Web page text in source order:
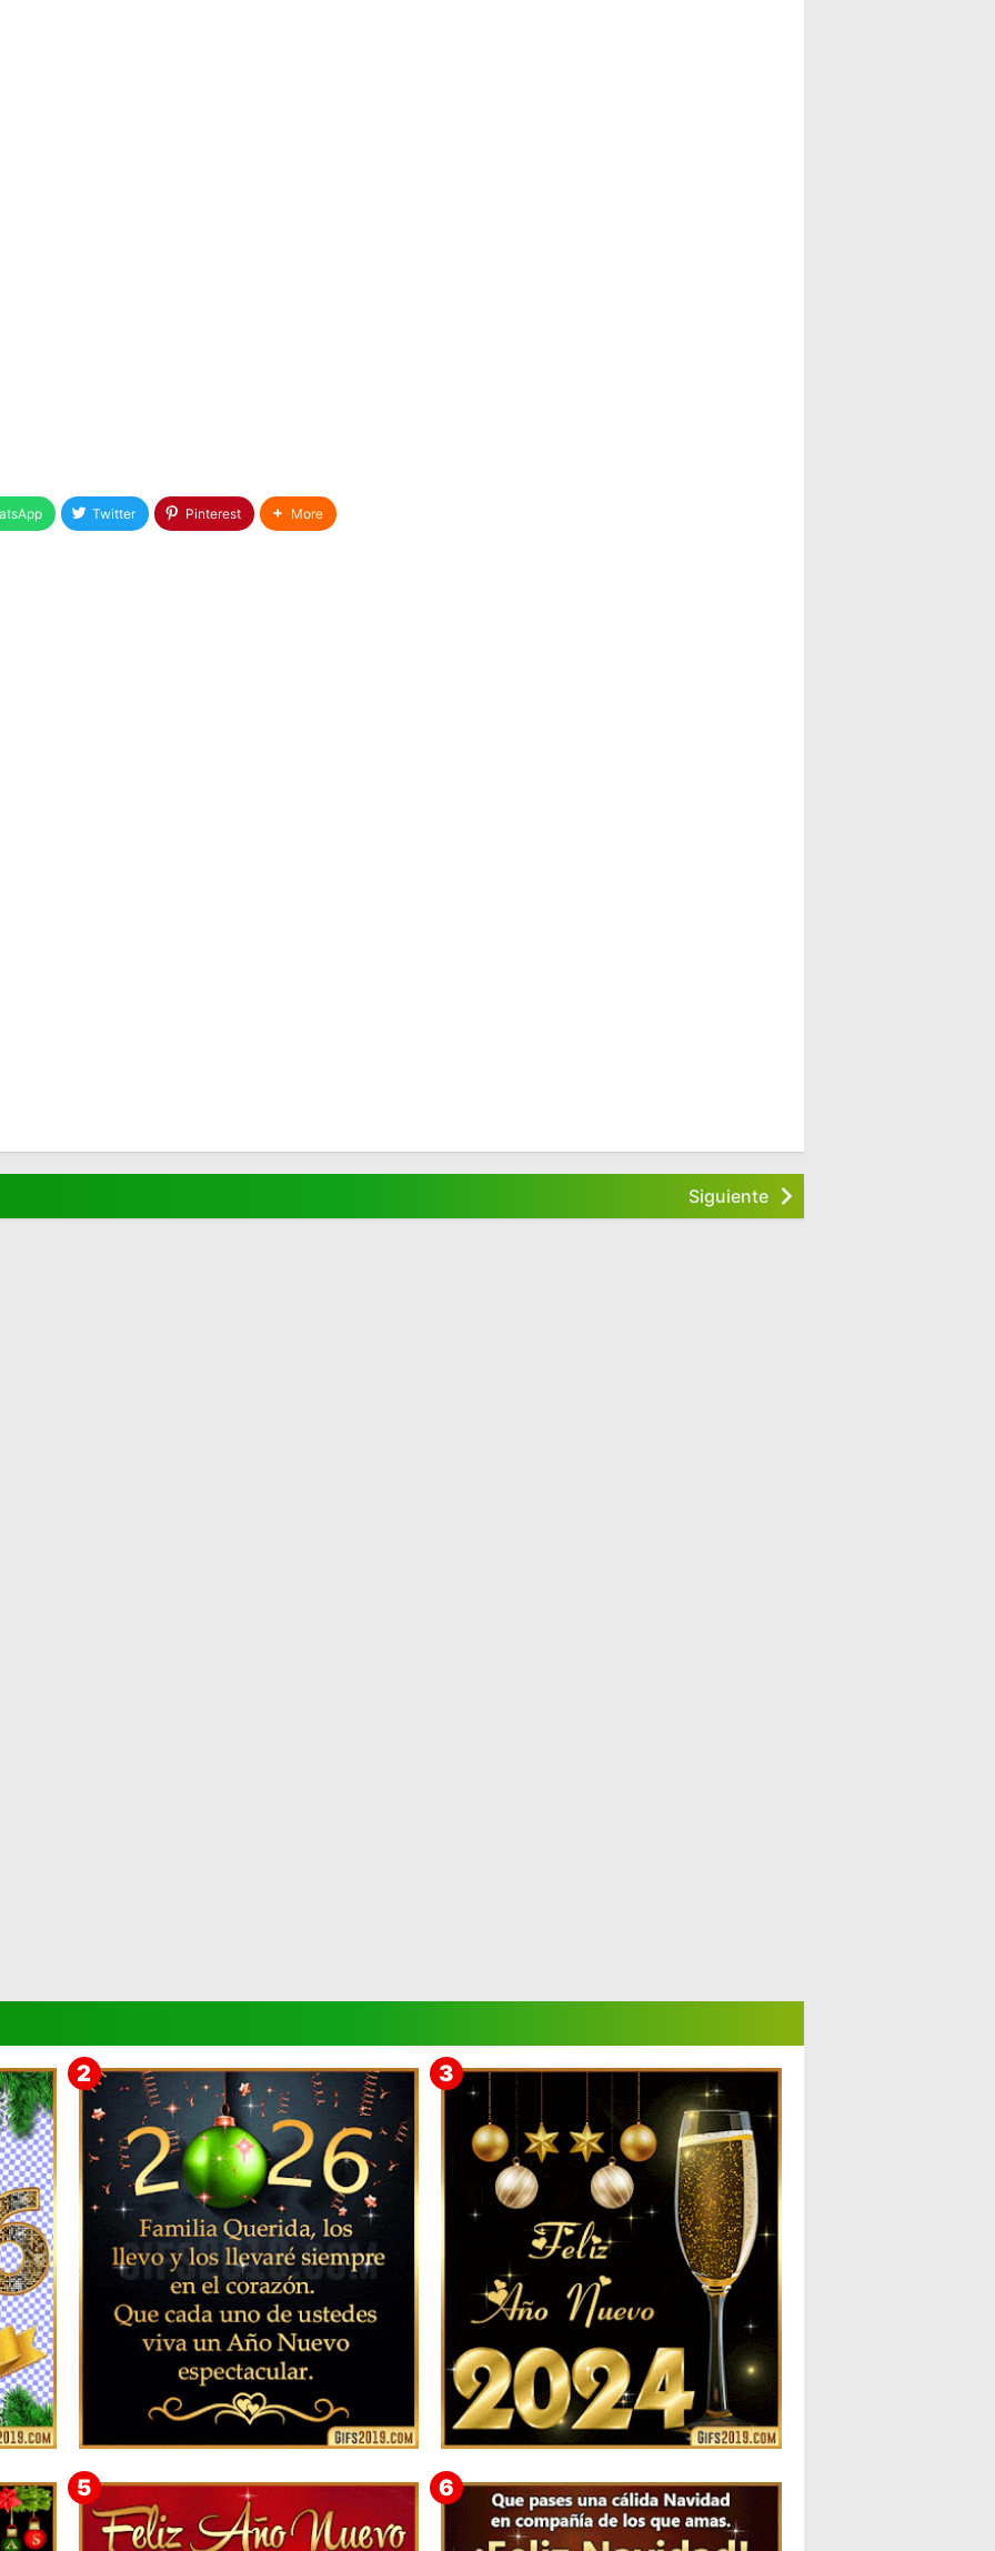
Twitter Pinterest More
Siguiente